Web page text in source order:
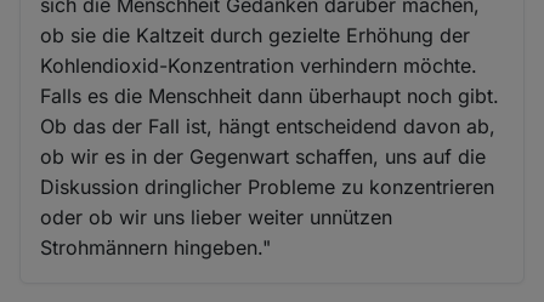
ob sie die Kaltzeit durch gezielte Erhöhung der
Kohlendioxid-Konzentration verhindern möchte.
Falls es die Menschheit dann überhaupt noch gibt.
Ob das der Fall ist, hängt entscheidend davon ab,
ob wir es in der Gegenwart schaffen, uns auf die
Diskussion dringlicher Probleme zu konzentrieren
oder ob wir uns lieber weiter unnützen
Strohmännern hingeben."